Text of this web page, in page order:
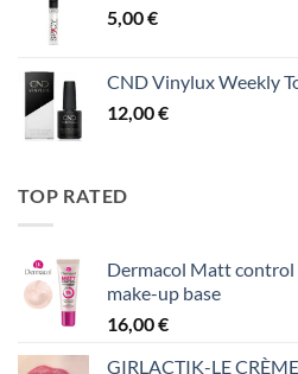
5,00€
CND Vinylux Weekly
12,00€
TOP RATED
Dermacol Matt
make-up base
16,00€
GIRLACTIK-LE